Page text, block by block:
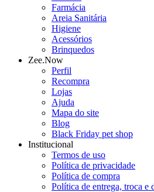
Farmácia
Areia Sanitária
Higiene
Acessórios
Brinquedos
Zee.Now
Perfil
Recompra
Lojas
Ajuda
Mapa do site
Blog
Black Friday pet shop
Institucional
Termos de uso
Política de privacidade
Política de compra
Política de entrega, troca e